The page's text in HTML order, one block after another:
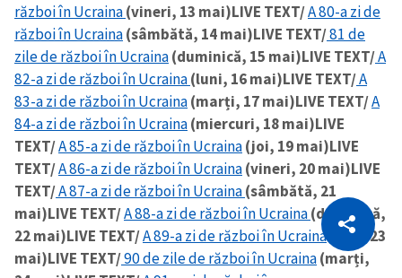
Copiază Link
război în Ucraina(vineri, 13 mai)LIVE TEXT/A 80-a zi de
război în Ucraina(sâmbătă, 14 mai)LIVE TEXT/81 de
zile de război în Ucraina(duminică, 15 mai)LIVE TEXT/A
82-a zi de război în Ucraina(luni, 16 mai)LIVE TEXT/A
83-a zi de război în Ucraina(marți, 17 mai)LIVE TEXT/A
84-a zi de război în Ucraina(miercuri, 18 mai)LIVE
TEXT/A 85-a zi de război în Ucraina(joi, 19 mai)LIVE
TEXT/A 86-a zi de război în Ucraina(vineri, 20 mai)LIVE
TEXT/A 87-a zi de război în Ucraina(sâmbătă, 21
mai)LIVE TEXT/A 88-a zi de război în Ucraina(duminică,
22 mai)LIVE TEXT/A 89-a zi de război în Ucraina(luni, 23
mai)LIVE TEXT/90 de zile de război în Ucraina(marți,
Citește articolul
CITEȘTE